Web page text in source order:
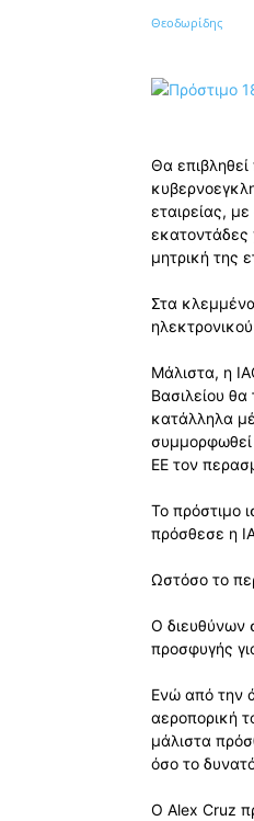
Θα
εταιρείας,
εκατοντάδες
μητρική της
Στα
Μάλιστα, η
Βασιλείου
κατάλληλα
συμμορφωθεί
ΕΕ τον
Το πρόστιμο
πρόσθεσε η
Ωστόσο το
Ο διευθύνων
προσφυγής
Ενώ από την
αεροπορική
μάλιστα
όσο το
Ο Alex Cruz